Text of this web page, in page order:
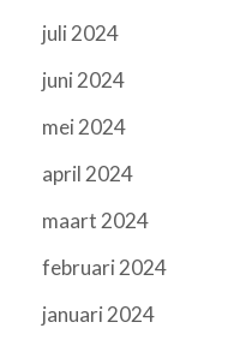
juli 2024
juni 2024
mei 2024
april 2024
maart 2024
februari 2024
januari 2024